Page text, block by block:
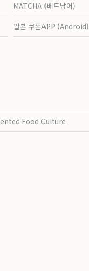
MATCHA (베트남어)
일본 쿠폰APP (Android)
Food Culture